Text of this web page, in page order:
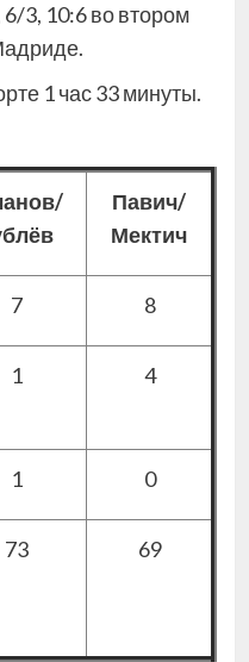
3, 10:6 во втором
1 час 33 минуты.
Павич/
Мектич
7 8
1 4
1 0
73 69